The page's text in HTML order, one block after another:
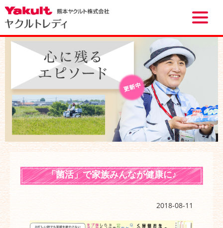
Toggle
「菌活」で家族みんなが健康に♪
2018-08-11